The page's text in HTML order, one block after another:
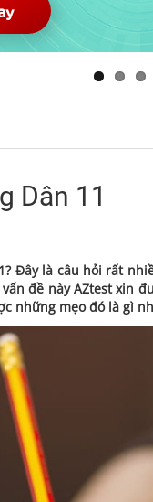
Dân 11
Đây là câu hỏi rất
đề này AZtest xin
những mẹo đó là gì